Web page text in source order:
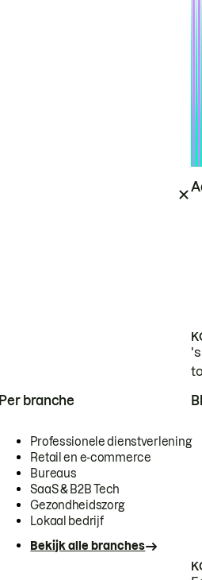
Per branche
Professionele dienstverlening
Retail en e-commerce
Bureaus
SaaS & B2B Tech
Gezondheidszorg
Lokaal bedrijf
Bekijk alle branches